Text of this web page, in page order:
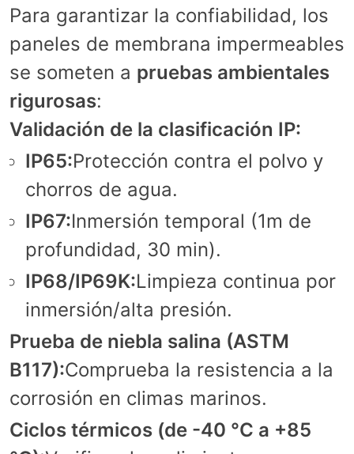
Para garantizar la confiabilidad, los
paneles de membrana impermeables
se someten a pruebas ambientales
rigurosas:
Validación de la clasificación IP:
IP65:Protección contra el polvo y
chorros de agua.
IP67:Inmersión temporal (1m de
profundidad, 30 min).
IP68/IP69K:Limpieza continua por
inmersión/alta presión.
Prueba de niebla salina (ASTM
B117):Comprueba la resistencia a la
corrosión en climas marinos.
Ciclos térmicos (de -40 °C a +85